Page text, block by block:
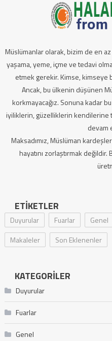
Müslümanlar olarak, bizim de en
yaşama, yeme, içme ve tedavi
etmek gerekir. Kimse, kimseye
Ancak, bu ülkenin düşünen
korkmayacağız. Sonuna kadar bu
iyiliklerin, güzelliklerin kendilerine
devam
Maksadımız, Müslüman
hayatını zorlaştırmak değildir.
ETIKETLER
Duyurular Fuarlar Genel
Makaleler
Son Eklenenler
KATEGORILER
Duyurular
Fuarlar
Genel